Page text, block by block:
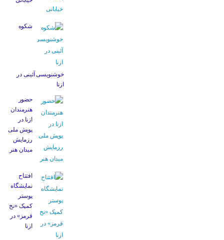
شکوه
خوشنویسی آئینی در
ازنا
حضور
هنرمندان
ازنا در
پویش ملی
رزمایش
میدان هنر
افتتاح
نمایشگاه
پوستر
کمیک «نخ
قرمز» در
ازنا